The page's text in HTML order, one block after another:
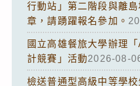
行動站」第二階段與離
章，請踴躍報名參加。
國立高雄餐旅大學辦理
計競賽」活動2026-08-
檢送普通型高級中等學